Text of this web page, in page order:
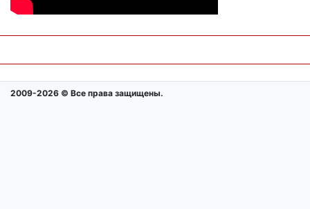
2009-2026 © Все права защищены.